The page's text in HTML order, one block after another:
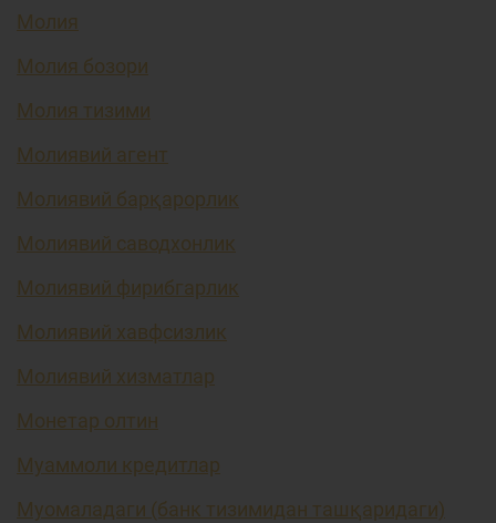
Молия
Молия бозори
Молия тизими
Молиявий агент
Молиявий барқарорлик
Молиявий саводхонлик
Молиявий фирибгарлик
Молиявий хавфсизлик
Молиявий хизматлар
Монетар олтин
Муаммоли кредитлар
Муомаладаги (банк тизимидан ташқаридаги)